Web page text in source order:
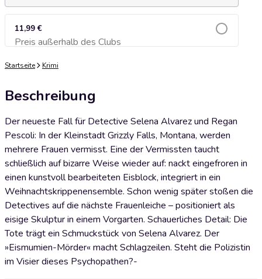
11,99 €
Preis außerhalb des ClubsZum Warenkorb hinzufügen
Startseite Krimi
Beschreibung
Der neueste Fall für Detective Selena Alvarez und Regan
Pescoli: In der Kleinstadt Grizzly Falls, Montana, werden
mehrere Frauen vermisst. Eine der Vermissten taucht
schließlich auf bizarre Weise wieder auf: nackt eingefroren in
einen kunstvoll bearbeiteten Eisblock, integriert in ein
Weihnachtskrippenensemble. Schon wenig später stoßen die
Detectives auf die nächste Frauenleiche – positioniert als
eisige Skulptur in einem Vorgarten. Schauerliches Detail: Die
Tote trägt ein Schmuckstück von Selena Alvarez. Der
»Eismumien-Mörder« macht Schlagzeilen. Steht die Polizistin
im Visier dieses Psychopathen?-